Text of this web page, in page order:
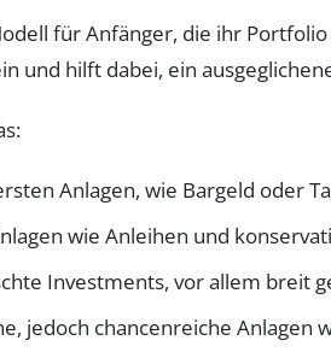
für Anfänger, die ihr
und hilft dabei, ein
Anlagen, wie Bargeld oder
wie Anleihen und
Investments, vor allem breit
jedoch chancenreiche Anlagen